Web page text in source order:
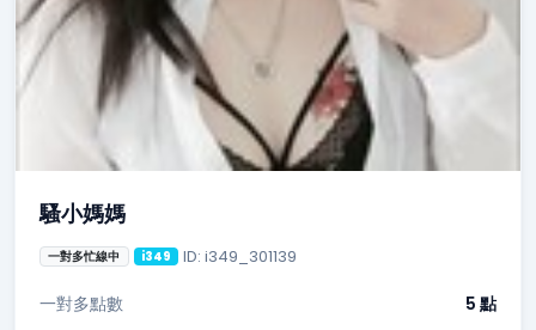
騷小媽媽
一對多忙線中 i349 ID: i349_301139
一對多點數 5 點